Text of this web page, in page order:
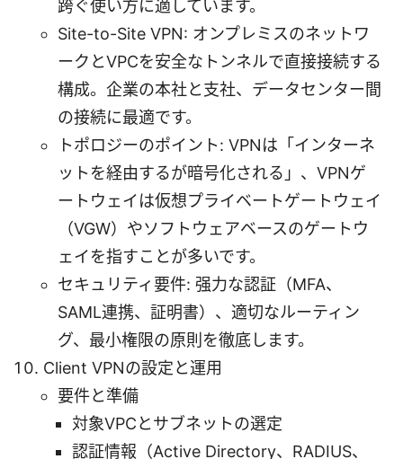
跨ぐ使い方に適しています。
Site-to-Site VPN: オンプレミスのネットワ
ークとVPCを安全なトンネルで直接接続する
構成。企業の本社と支社、データセンター間
の接続に最適です。
トポロジーのポイント: VPNは「インターネ
ットを経由するが暗号化される」、VPNゲ
ートウェイは仮想プライベートゲートウェイ
（VGW）やソフトウェアベースのゲートウ
ェイを指すことが多いです。
セキュリティ要件: 强力な認証（MFA、
SAML連携、証明書）、適切なルーティン
グ、最小権限の原則を徹底します。
Client VPNの設定と運用
要件と準備
対象VPCとサブネットの選定
認証情報（Active Directory、RADIUS、